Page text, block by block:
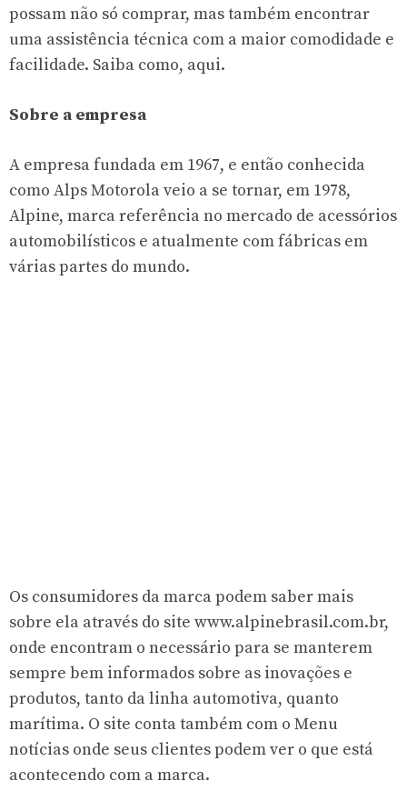
possam não só comprar, mas também encontrar
uma assistência técnica com a maior comodidade e
facilidade. Saiba como, aqui.
Sobre a empresa
A empresa fundada em 1967, e então conhecida
como Alps Motorola veio a se tornar, em 1978,
Alpine, marca referência no mercado de acessórios
automobilísticos e atualmente com fábricas em
várias partes do mundo.
Os consumidores da marca podem saber mais
sobre ela através do site www.alpinebrasil.com.br,
onde encontram o necessário para se manterem
sempre bem informados sobre as inovações e
produtos, tanto da linha automotiva, quanto
marítima. O site conta também com o Menu
notícias onde seus clientes podem ver o que está
acontecendo com a marca.